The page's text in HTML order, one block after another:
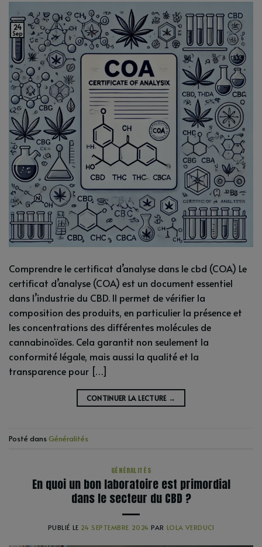
24
Sep
Comprendre le certificat d’analyse dans le cbd (COA) Le
certificat d’analyse (COA) est un document essentiel
dans l’industrie du CBD. Il permet de vérifier la
composition des produits, en particulier la présence et
les concentrations des différentes molécules de
cannabinoïdes. Cela garantit non seulement la
conformité légale, mais aussi la qualité et la
transparence pour […]
CONTINUER LA LECTURE →
Posté dansGénéralités
GÉNÉRALITÉS
En quoi un bon laboratoire est primordial
dans le secteur du CBD ?
PUBLIÉ LE 24 SEPTEMBRE 2024 PAR LOLA VERDUCI